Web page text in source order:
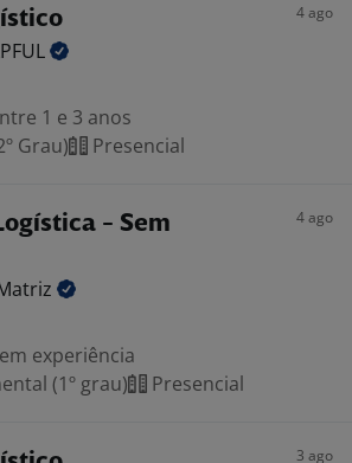
4 ago
1 e 3 anos
Grau)
Presencial
- Sem
4 ago
experiência
(1º grau)
Presencial
3 ago